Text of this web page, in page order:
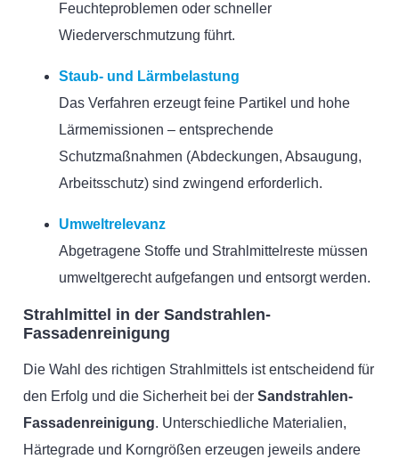
Feuchteproblemen oder schneller
Wiederverschmutzung führt.
Staub- und Lärmbelastung
Das Verfahren erzeugt feine Partikel und hohe
Lärmemissionen – entsprechende
Schutzmaßnahmen (Abdeckungen, Absaugung,
Arbeitsschutz) sind zwingend erforderlich.
Umweltrelevanz
Abgetragene Stoffe und Strahlmittelreste müssen
umweltgerecht aufgefangen und entsorgt werden.
Strahlmittel in der Sandstrahlen-
Fassadenreinigung
Die Wahl des richtigen Strahlmittels ist entscheidend für
den Erfolg und die Sicherheit bei der Sandstrahlen-
Fassadenreinigung. Unterschiedliche Materialien,
Härtegrade und Korngrößen erzeugen jeweils andere